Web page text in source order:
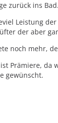
zurück ins Bad.
Leistung
der aber
noch mehr,
Prämiere, da
gewünscht.